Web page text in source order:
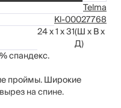
Telma
Kl-00027768
24 x 1 x 31(Ш x В x
Д)
спандекс.
проймы. Широкие
на спине.